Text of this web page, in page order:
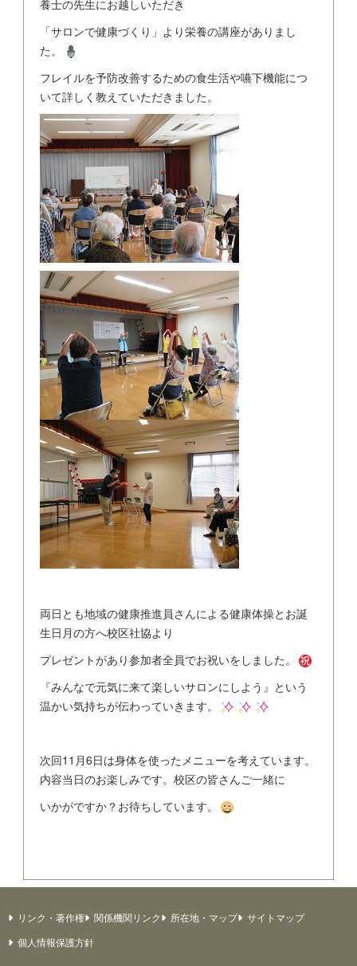
養士の先生にお越しいただき
「サロンで健康づくり」より栄養の講座がありまし
た。
フレイルを予防改善するための食生活や嚥下機能につ
いて詳しく教えていただきました。
両日とも地域の健康推進員さんによる健康体操とお誕
生日月の方へ校区社協より
プレゼントがあり参加者全員でお祝いをしました。
『みんなで元気に来て楽しいサロンにしよう』という
温かい気持ちが伝わっていきます。
次回11月6日は身体を使ったメニューを考えています。
内容当日のお楽しみです。校区の皆さんご一緒に
いかがですか？お待ちしています。
リンク・著作権 関係機関リンク 所在地・マップ
サイトマップ
個人情報保護方針